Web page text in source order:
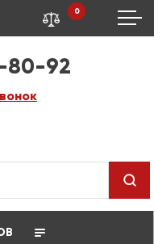
80-92
0